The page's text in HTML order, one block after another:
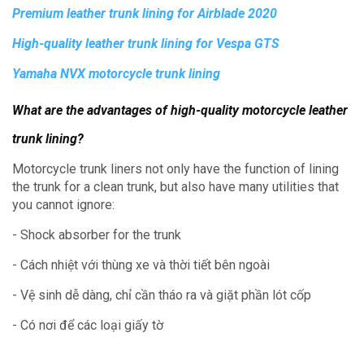
Premium leather trunk lining for Airblade 2020
High-quality leather trunk lining for Vespa GTS
Yamaha NVX motorcycle trunk lining
What are the advantages of high-quality motorcycle leather
trunk lining?
Motorcycle trunk liners not only have the function of lining
the trunk for a clean trunk, but also have many utilities that
you cannot ignore:
- Shock absorber for the trunk
- Cách nhiệt với thùng xe và thời tiết bên ngoài
- Vệ sinh dễ dàng, chỉ cần tháo ra và giặt phần lót cốp
- Có nơi để các loại giấy tờ